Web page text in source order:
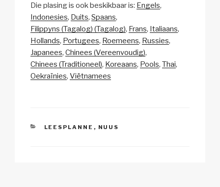
p
y
Li
n
k
ail c
e
b
o
o
at
s
A
p
p
a
p
c
h
e
Die plasing is ook beskikbaar is: Engels
Indonesies Duits Spaans
Filippyns (Tagalog) (Tagalog) Frans Italiaans
Hollands Portugees Roemeens Russies
Japanees Chinees (Vereenvoudig)
Chinees (Traditioneel) Koreaans Pools Thai
Oekraïnies Viëtnamees
CATEGORIES
LEESPLANNE , NUUS